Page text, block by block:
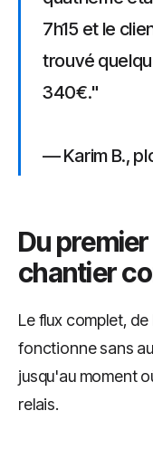
7h15 et le
trouvé
340€."
— Karim B.,
Du
chantier
Le flux complet,
fonctionne sans
jusqu'au moment
relais.